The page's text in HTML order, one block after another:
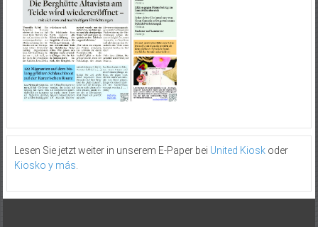
Lesen Sie jetzt weiter in unserem E-Paper bei United Kioskoder
Kiosko y más.